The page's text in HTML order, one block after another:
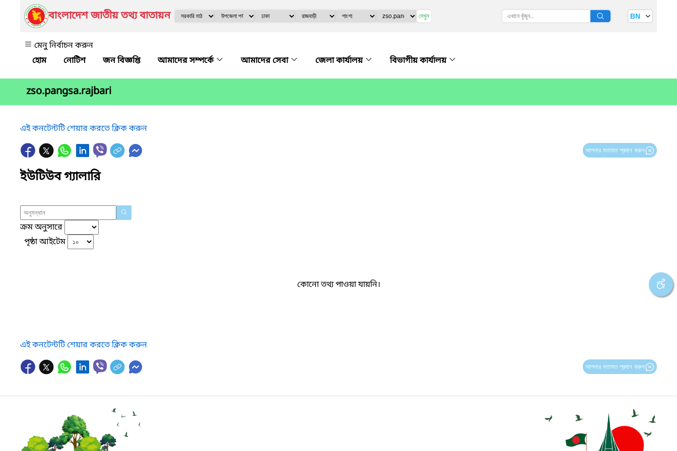
বাংলাদেশ জাতীয় তথ্য বাতায়ন দেখুন BN
মেনু নির্বাচন করুন
নোটিশ
জন বিজ্ঞপ্তি আমাদের সম্পর্কে আমাদের সেবা জেলা কার্যালয় বিভাগীয় কার্যালয়
zso.pangsa.rajbari
এই কনটেন্টটি শেয়ার করতে ক্লিক করুন
আপনার মতামত প্রদান করুন
ইউটিউব গ্যালারি
ক্রম অনুসারে
পৃষ্ঠা আইটেম
কোনো তথ্য পাওয়া যায়নি।
এই কনটেন্টটি শেয়ার করতে ক্লিক করুন
আপনার মতামত প্রদান করুন